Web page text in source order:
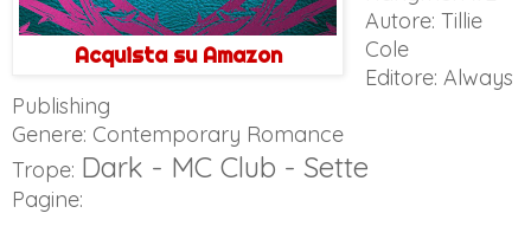
Acquista su Amazon
Autore: Tillie
Cole
Editore: Always
Publishing
Genere: Contemporary Romance
Trope: Dark - MC Club - Sette
Pagine: